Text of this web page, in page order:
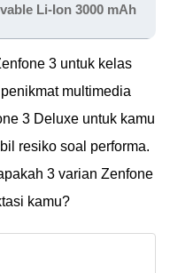
Li-Ion 3000 mAh
3 untuk kelas
multimedia
3 Deluxe untuk kamu
resiko soal performa.
3 varian Zenfone
kamu?